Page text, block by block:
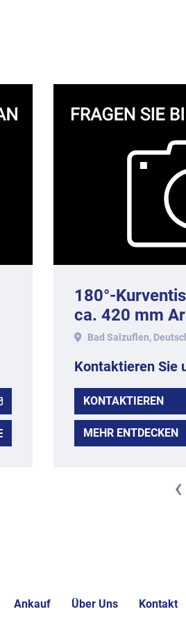
180°-
ca. 420 mm
Bad Salzuflen,
Kontaktieren Sie
KONTAKTIEREN
MEHR ENTDECKEN
‹
Ankauf Über Uns Kontakt